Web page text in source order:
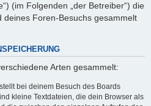
(im Folgenden „der Betreiber“) die
deines Foren-Besuchs gesammelt
Arten gesammelt:
bei deinem Besuch des Boards
kleine Textdateien, die dein Browser als